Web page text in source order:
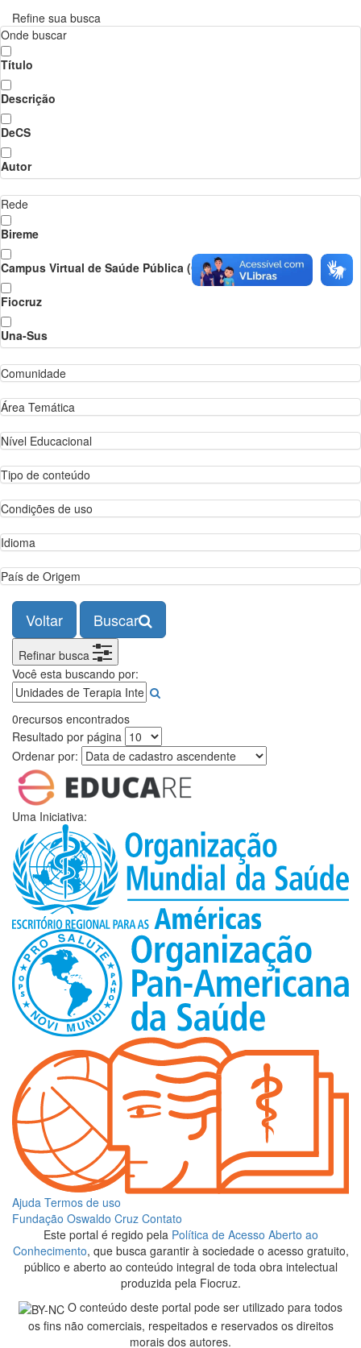
Refine sua busca
Onde buscar
Título
Descrição
DeCS
Autor
Rede
Bireme
Campus Virtual de Saúde Pública (OPAS/OMS)
Fiocruz
Una-Sus
Comunidade
Área Temática
Nível Educacional
Tipo de conteúdo
Condições de uso
Idioma
País de Origem
Voltar Buscar
Refinar busca
Você esta buscando por:
0recursos encontrados
Resultado por página
Ordenar por:
Uma Iniciativa:
Ajuda Termos de uso
Fundação Oswaldo Cruz Contato
Este portal é regido pela Política de Acesso Aberto ao
Conhecimento, que busca garantir à sociedade o acesso gratuito,
público e aberto ao conteúdo integral de toda obra intelectual
produzida pela Fiocruz.
O conteúdo deste portal pode ser utilizado para todos
os fins não comerciais, respeitados e reservados os direitos
morais dos autores.